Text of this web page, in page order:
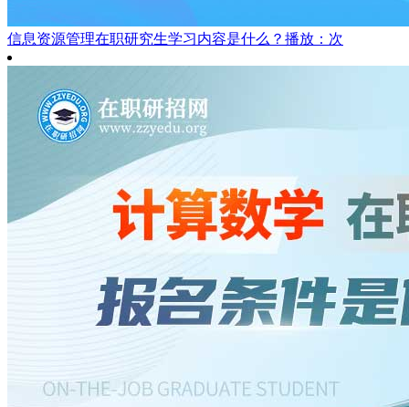
信息资源管理在职研究生学习内容是什么？ 播放：次